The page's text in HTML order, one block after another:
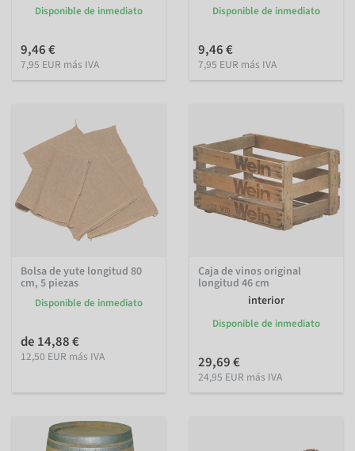
Disponible de inmediato
9,46 €
7,95 EUR más IVA
Disponible de inmediato
9,46 €
7,95 EUR más IVA
Bolsa de yute longitud 80
cm, 5 piezas
Disponible de inmediato
de 14,88 €
12,50 EUR más IVA
Caja de vinos original
longitud 46 cm
interior
Disponible de inmediato
29,69 €
24,95 EUR más IVA